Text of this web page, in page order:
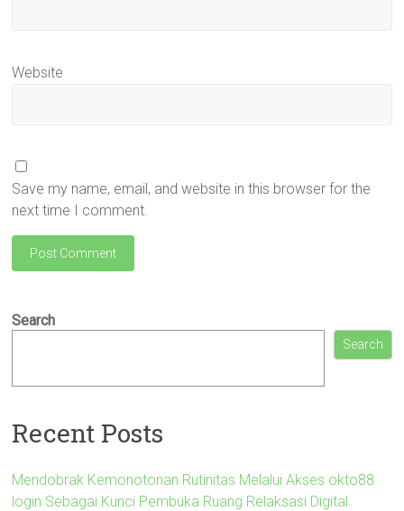
Website
Save my name, email, and website in this browser for the
next time I comment.
Search
Search
Recent Posts
Mendobrak Kemonotonan Rutinitas Melalui Akses okto88
login Sebagai Kunci Pembuka Ruang Relaksasi Digital